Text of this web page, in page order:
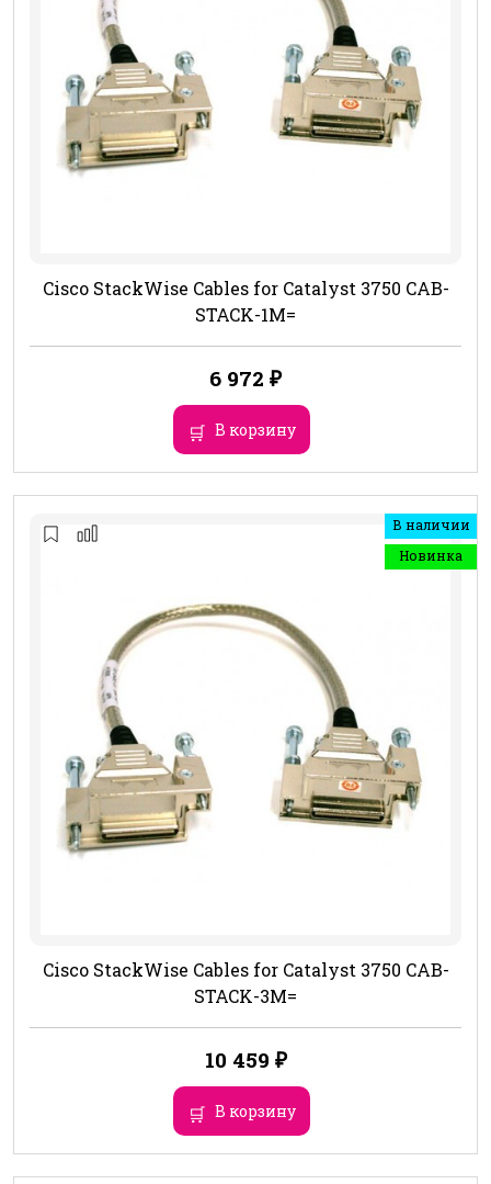
Cisco StackWise Cables for Catalyst 3750 CAB-
STACK-1M=
6 972 ₽
В корзину
В наличии
Новинка
Cisco StackWise Cables for Catalyst 3750 CAB-
STACK-3M=
10 459 ₽
В корзину